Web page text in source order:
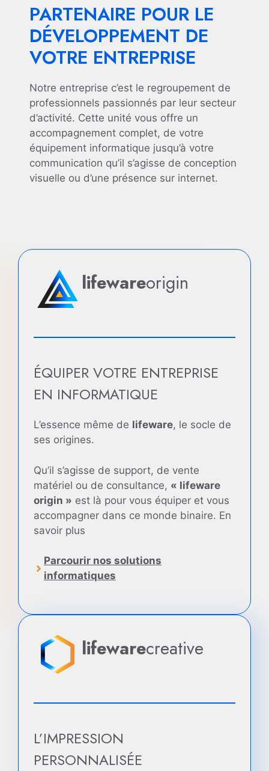
PARTENAIRE POUR LE
DÉVELOPPEMENT DE
VOTRE ENTREPRISE
Notre entreprise c’est le regroupement de
professionnels passionnés par leur secteur
d’activité. Cette unité vous offre un
accompagnement complet, de votre
équipement informatique jusqu’à votre
communication qu’il s’agisse de conception
visuelle ou d’une présence sur internet.
lifewareorigin
ÉQUIPER VOTRE ENTREPRISE
EN INFORMATIQUE
L’essence même de lifeware, le socle de
ses origines.
Qu’il s’agisse de support, de vente
matériel ou de consultance, « lifeware
origin » est là pour vous équiper et vous
accompagner dans ce monde binaire. En
savoir plus
Parcourir nos solutions
informatiques
lifewarecreative
L’IMPRESSION
PERSONNALISÉE